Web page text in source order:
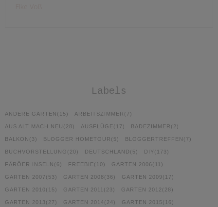
Labels
ANDERE GÄRTEN (15) ARBEITSZIMMER (7)
AUS ALT MACH NEU (28) AUSFLÜGE (17) BADEZIMMER (2)
BALKON (3) BLOGGER HOMETOUR (5) BLOGGERTREFFEN (7)
BUCHVORSTELLUNG (20) DEUTSCHLAND (5) DIY(173)
FÄRÖER INSELN (6) FREEBIE (10) GARTEN 2006 (11)
GARTEN 2007 (53) GARTEN 2008(36) GARTEN 2009 (17)
GARTEN 2010(15) GARTEN 2011 (23) GARTEN 2012 (28)
GARTEN 2013 (27) GARTEN 2014(24) GARTEN 2015(16)